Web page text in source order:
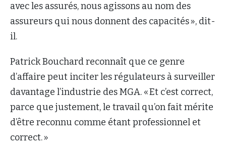
avec les assurés, nous agissons au nom des
assureurs qui nous donnent des capacités », dit-
il.
Patrick Bouchard reconnaît que ce genre
d’affaire peut inciter les régulateurs à surveiller
davantage l’industrie des MGA. « Et c’est correct,
parce que justement, le travail qu’on fait mérite
d’être reconnu comme étant professionnel et
correct. »